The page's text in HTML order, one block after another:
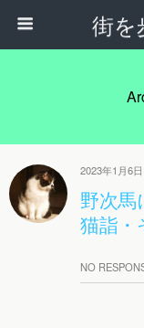
街
2023年1月6日
野次
猫詣・
NO